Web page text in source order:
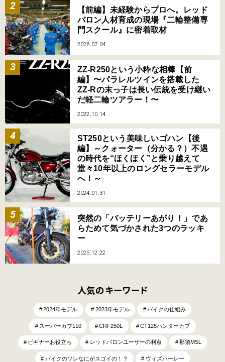
【前編】未経験からプロへ。レッド
バロン人材育成の現場『二輪整備専
門スクール』に密着取材
2026.07.04
ZZ-R250という小粋な相棒【前
編】〜パラレルツインを搭載した
ZZ-Rの末っ子は長い伝統を受け継い
だ軽二輪ツアラー！〜
2022.10.14
ST250という美味しいゴハン【後
編】～クォーター（分かる？）不遇
の時代を“ほくほく”と乗り越えて
堂々10年以上のロングセラーモデル
へ！～
2024.01.31
突然の「バッテリーあがり！」であ
らためて気づかされた3つのラッキ
ー
2025.12.22
人気のキーワード
2024年モデル 2023年モデル バイクの仕組み
スーパーカブ110 CRF250L CT125ハンターカブ
ビギナーお役立ち レッドバロンユーザーの利点 那須MSL
バイクのソレなにがスゴイの！？ ウィズハーレー